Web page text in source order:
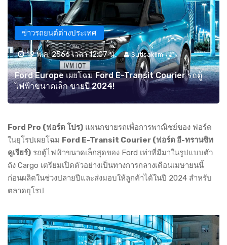
ข่าวรถยนต์ต่างประเทศ
19 พ.ค. 2566 เวลา 12:07 น. Sutisaklim
Ford Europe เผยโฉม Ford E-Transit Courier รถตู้
ไฟฟ้าขนาดเล็ก ขายปี 2024!
Ford Pro (ฟอร์ด โปร) แผนกขายรถเพื่อการพาณิชย์ของ ฟอร์ด
ในยุโรปเผยโฉม Ford E-Transit Courier (ฟอร์ด อี-ทรานซิท
คูเรียร์) รถตู้ไฟฟ้าขนาดเล็กสุดของ Ford เท่าที่มีมาในรูปแบบตัว
ถัง Cargo เตรียมเปิดตัวอย่างเป็นทางการกลางเดือนเมษายนนี้
ก่อนผลิตในช่วงปลายปีและส่งมอบให้ลูกค้าได้ในปี 2024 สำหรับ
ตลาดยุโรป